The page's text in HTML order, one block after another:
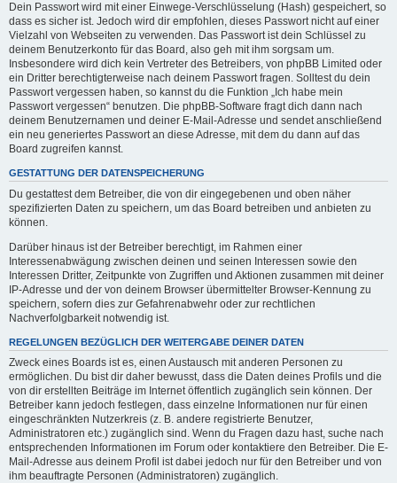
Dein Passwort wird mit einer Einwege-Verschlüsselung (Hash) gespeichert, so
dass es sicher ist. Jedoch wird dir empfohlen, dieses Passwort nicht auf einer
Vielzahl von Webseiten zu verwenden. Das Passwort ist dein Schlüssel zu
deinem Benutzerkonto für das Board, also geh mit ihm sorgsam um.
Insbesondere wird dich kein Vertreter des Betreibers, von phpBB Limited oder
ein Dritter berechtigterweise nach deinem Passwort fragen. Solltest du dein
Passwort vergessen haben, so kannst du die Funktion „Ich habe mein
Passwort vergessen“ benutzen. Die phpBB-Software fragt dich dann nach
deinem Benutzernamen und deiner E-Mail-Adresse und sendet anschließend
ein neu generiertes Passwort an diese Adresse, mit dem du dann auf das
Board zugreifen kannst.
GESTATTUNG DER DATENSPEICHERUNG
Du gestattest dem Betreiber, die von dir eingegebenen und oben näher
spezifizierten Daten zu speichern, um das Board betreiben und anbieten zu
können.
Darüber hinaus ist der Betreiber berechtigt, im Rahmen einer
Interessenabwägung zwischen deinen und seinen Interessen sowie den
Interessen Dritter, Zeitpunkte von Zugriffen und Aktionen zusammen mit deiner
IP-Adresse und der von deinem Browser übermittelter Browser-Kennung zu
speichern, sofern dies zur Gefahrenabwehr oder zur rechtlichen
Nachverfolgbarkeit notwendig ist.
REGELUNGEN BEZÜGLICH DER WEITERGABE DEINER DATEN
Zweck eines Boards ist es, einen Austausch mit anderen Personen zu
ermöglichen. Du bist dir daher bewusst, dass die Daten deines Profils und die
von dir erstellten Beiträge im Internet öffentlich zugänglich sein können. Der
Betreiber kann jedoch festlegen, dass einzelne Informationen nur für einen
eingeschränkten Nutzerkreis (z. B. andere registrierte Benutzer,
Administratoren etc.) zugänglich sind. Wenn du Fragen dazu hast, suche nach
entsprechenden Informationen im Forum oder kontaktiere den Betreiber. Die E-
Mail-Adresse aus deinem Profil ist dabei jedoch nur für den Betreiber und von
ihm beauftragte Personen (Administratoren) zugänglich.